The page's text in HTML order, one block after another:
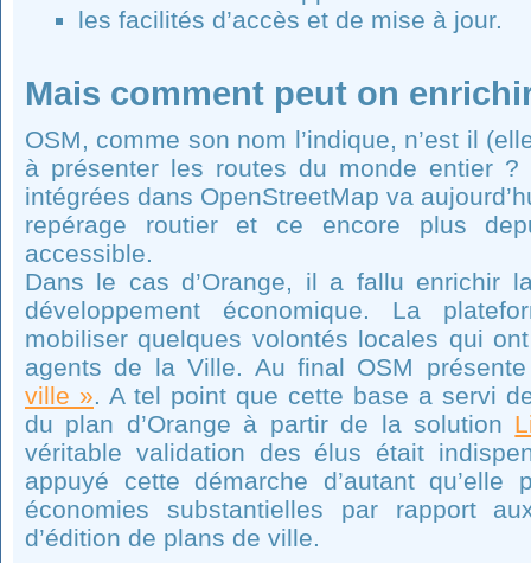
les facilités d’accès et de mise à jour.
Mais comment peut on
OSM, comme son nom l’indique, n’est il
à présenter les routes du monde entier
intégrées dans OpenStreetMap va
repérage routier et ce encore plus
accessible.
Dans le cas d’Orange, il a fallu enrichir
développement économique. La
mobiliser quelques volontés locales qui
agents de la Ville. Au final OSM
ville ». A tel point que cette base a servi
du plan d’Orange à partir de la solution
véritable validation des élus était
appuyé cette démarche d’autant qu’elle
économies substantielles par rapport
d’édition de plans de ville.